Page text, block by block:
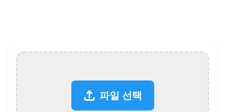
파일 선택